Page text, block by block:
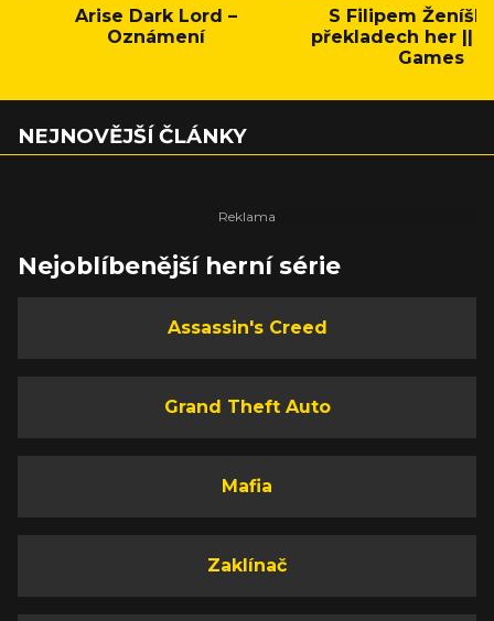
Arise Dark Lord –
Oznámení
S Filipem
překladech her ||
Games
NEJNOVĚJŠÍ ČLÁNKY
Nejoblíbenější herní série
Assassin's Creed
Grand Theft Auto
Mafia
Zaklínač